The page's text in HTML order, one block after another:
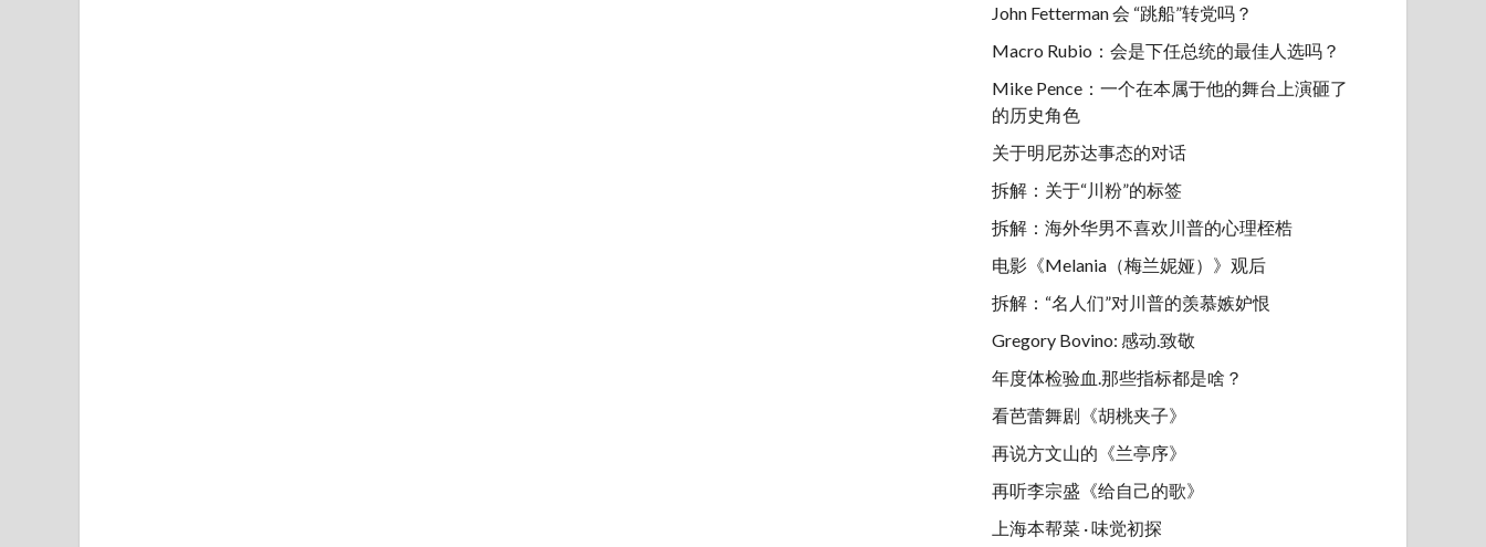
John Fetterman 会 “跳船”转党吗？
Macro Rubio：会是下任总统的最佳人选吗？
Mike Pence：一个在本属于他的舞台上演砸了
的历史角色
关于明尼苏达事态的对话
拆解：关于“川粉”的标签
拆解：海外华男不喜欢川普的心理桎梏
电影《Melania（梅兰妮娅）》观后
拆解：“名人们”对川普的羡慕嫉妒恨
Gregory Bovino: 感动.致敬
年度体检验血.那些指标都是啥？
看芭蕾舞剧《胡桃夹子》
再说方文山的《兰亭序》
再听李宗盛《给自己的歌》
上海本帮菜 · 味觉初探